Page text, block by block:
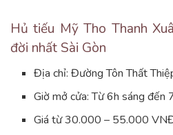
Hủ tiếu Mỹ Tho Thanh
đời nhất Sài Gòn
Địa chỉ: Đường Tôn Thất
Giờ mở cửa: Từ 6h sáng đến
Giá từ 30.000 – 55.000